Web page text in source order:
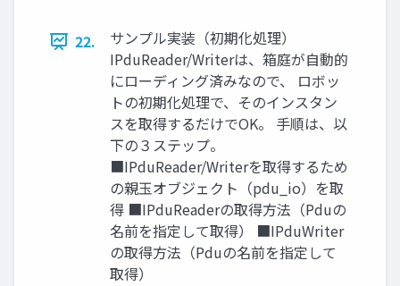
22.
サンプル実装（初期化処理）
IPduReader/Writerは、箱庭が⾃動的
にローディング済みなので、 ロボッ
トの初期化処理で、そのインスタン
スを取得するだけでOK。 ⼿順は、以
下の３ステップ。
■IPduReader/Writerを取得するため
の親⽟オブジェクト（pdu_io）を取
得 ■IPduReaderの取得⽅法（Pduの
名前を指定して取得） ■IPduWriter
の取得⽅法（Pduの名前を指定して
取得）